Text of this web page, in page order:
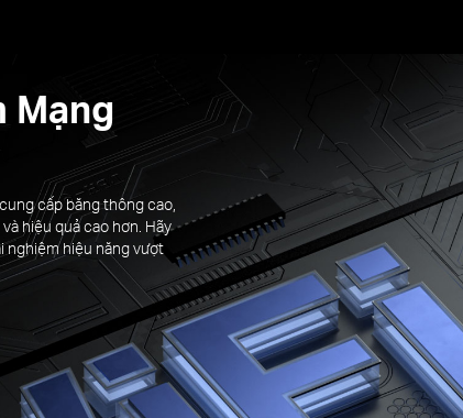
Mạng
cấp băng thông cao,
hiệu quả cao hơn. Hãy
nghiệm hiệu năng vượt